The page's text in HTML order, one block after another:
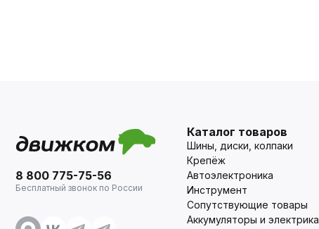
8 800 775-75-56
Бесплатный звонок по России
Каталог товаров
Шины, диски, колпаки
Крепёж
Автоэлектроника
Инструмент
Сопутствующие товары
Аккумуляторы и электрика